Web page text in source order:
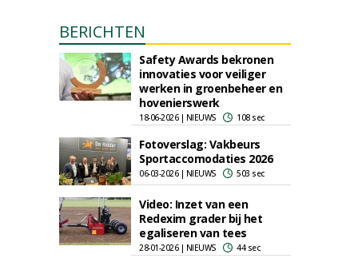
BERICHTEN
Safety Awards bekronen
innovaties voor veiliger
werken in groenbeheer en
hovenierswerk
18-06-2026 | NIEUWS 108 sec
Fotoverslag: Vakbeurs
Sportaccomodaties 2026
06-03-2026 | NIEUWS 503 sec
Video: Inzet van een
Redexim grader bij het
egaliseren van tees
28-01-2026 | NIEUWS 44 sec